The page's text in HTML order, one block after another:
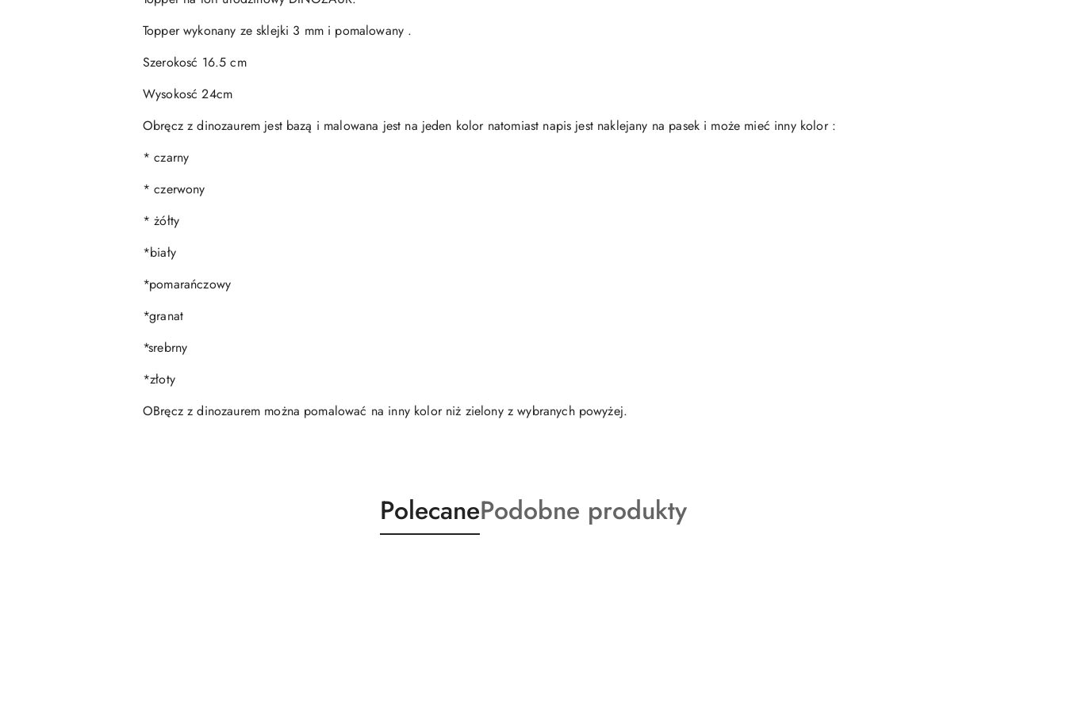
Topper wykonany ze sklejki 3 mm i pomalowany .
Szerokosć 16.5 cm
Wysokosć 24cm
Obręcz z dinozaurem jest bazą i malowana jest na jeden kolor natomiast napis jest naklejany na pasek i może mieć inny kolor :
* czarny
* czerwony
* żółty
*biały
*pomarańczowy
*granat
*srebrny
*złoty
OBręcz z dinozaurem można pomalować na inny kolor niż zielony z wybranych powyżej.
Produkty
o
PolecaneProdukty
o
Podobne produkty